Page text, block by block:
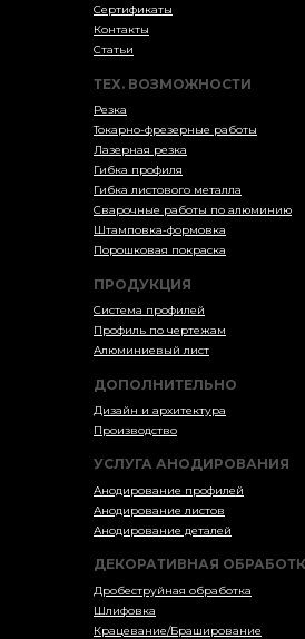
ПРОДУКЦИЯ
Система профилей
Профиль по чертежам
Алюминиевый лист
УСЛУГА АНОДИРОВАНИЯ
Анодирование профилей
Анодирование листов
Анодирование деталей
ДОПОЛНИТЕЛЬНО
Дизайн и архитектура
Производство
ТЕХ. ВОЗМОЖНОСТИ
Резка
Токарно-фрезерные работы
Лазерная резка
Гибка профиля
Гибка листового металла
Сварочные работы по алюминию
Штамповка-формовка
Порошковая покраска
ДЕКОРАТИВНАЯ
Дробеструйная обработка
Шлифовка
Крацевание/Браширование
Сертификаты
Контакты
Статьи